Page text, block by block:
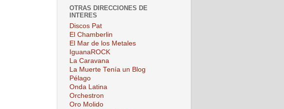
OTRAS DIRECCIONES DE
INTERES
Discos Pat
El Chamberlin
El Mar de los Metales
IguanaROCK
La Caravana
La Muerte Tenía un Blog
Pélago
Onda Latina
Orchestron
Oro Molido